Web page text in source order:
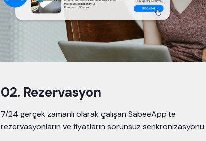
02. Rezervasyon
7/24 gerçek zamanlı olarak çalışan SabeeApp'te
rezervasyonların ve fiyatların sorunsuz senkronizasyonu.